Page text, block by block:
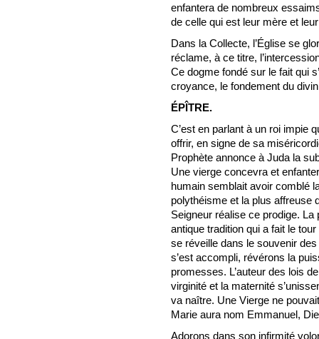
enfantera de nombreux
de celle qui est leur mère et
Dans la Collecte, l’Église se
réclame, à ce titre,
Ce dogme fondé sur le fait qui
croyance, le fondement du
ÉPÎTRE.
C’est en parlant à un roi impie
offrir, en signe de sa
Prophète annonce à Juda la
Une vierge concevra et
humain semblait avoir comblé
polythéisme et la plus affreuse
Seigneur réalise ce prodige.
antique tradition qui a fait le
se réveille dans le souvenir
s’est accompli, révérons la
promesses. L’auteur des lois
virginité et la maternité
va naître. Une Vierge ne
Marie aura nom Emmanuel,
Adorons dans son infirmité